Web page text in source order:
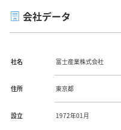
会社データ
社名 富士産業株式会社
住所 東京都
設立 1972年01月